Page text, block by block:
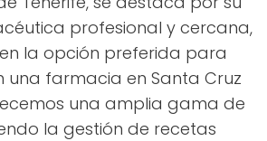
profesional y cercana,
la opción preferida para
una farmacia en Santa Cruz
una amplia gama de
la gestión de recetas